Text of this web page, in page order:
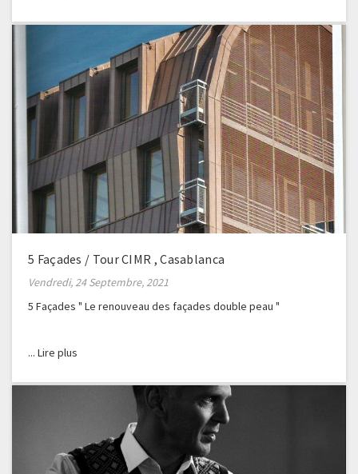
5 Façades / Tour CIMR , Casablanca
Vendredi, 24 Septembre, 2021
5 Façades " Le renouveau des façades double peau "